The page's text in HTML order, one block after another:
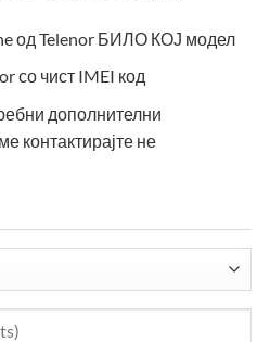
од Telenor БИЛО КОЈ модел
со чист IMEI код
дополнителни
контактирајте не